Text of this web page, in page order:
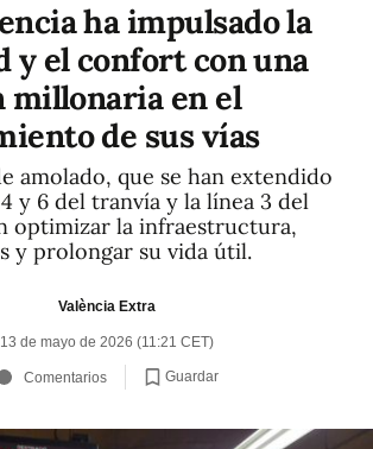
ha impulsado la
y el confort con una
millonaria en el
de sus vías
amolado, que se han extendido
y 6 del tranvía y la línea 3 del
optimizar la infraestructura,
y prolongar su vida útil.
València Extra
13 de mayo de 2026 (11:21 CET)
Comentarios Guardar